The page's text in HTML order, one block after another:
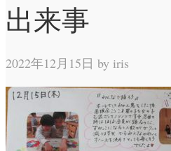
出来事
2022年12月15日 by iris